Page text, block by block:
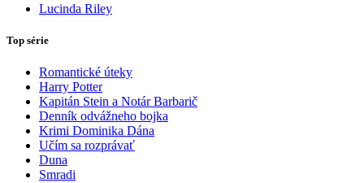
Lucinda Riley
Top série
Romantické úteky
Harry Potter
Kapitán Stein a Notár Barbarič
Denník odvážneho bojka
Krimi Dominika Dána
Učím sa rozprávať
Duna
Smradi